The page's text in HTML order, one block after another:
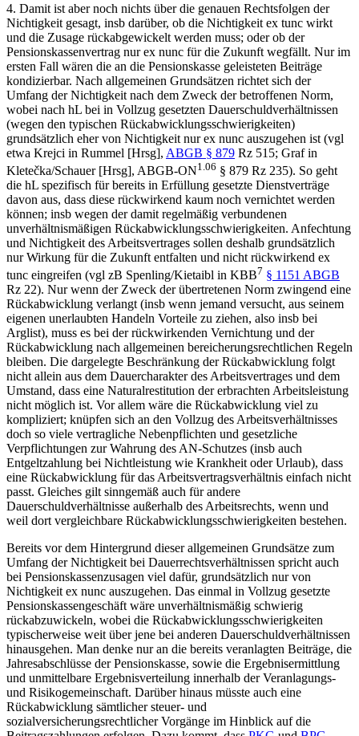
4. Damit ist aber noch nichts über die genauen Rechtsfolgen der
Nichtigkeit gesagt, insb darüber, ob die Nichtigkeit ex tunc wirkt
und die Zusage rückabgewickelt werden muss; oder ob der
Pensionskassenvertrag nur ex nunc für die Zukunft wegfällt. Nur im
ersten Fall wären die an die Pensionskasse geleisteten Beiträge
kondizierbar. Nach allgemeinen Grundsätzen richtet sich der
Umfang der Nichtigkeit nach dem Zweck der betroffenen Norm,
wobei nach hL bei in Vollzug gesetzten Dauerschuldverhältnissen
(wegen den typischen Rückabwicklungsschwierigkeiten)
grundsätzlich eher von Nichtigkeit nur ex nunc auszugehen ist (vgl
etwa Krejci in Rummel [Hrsg], ABGB § 879 Rz 515; Grafin
Kletečka/Schauer[Hrsg], ABGB-ON1.06 § 879 Rz 235). So geht
die hL spezifisch für bereits in Erfüllung gesetzte Dienstverträge
davon aus, dass diese rückwirkend kaum noch vernichtet werden
können; insb wegen der damit regelmäßig verbundenen
unverhältnismäßigen Rückabwicklungsschwierigkeiten. Anfechtung
und Nichtigkeit des Arbeitsvertrages sollen deshalb grundsätzlich
nur Wirkung für die Zukunft entfalten und nicht rückwirkend ex
tunc eingreifen (vgl zB Spenling/Kietaibl in KBB7 § 1151 ABGB
Rz 22). Nur wenn der Zweck der übertretenen Norm zwingend eine
Rückabwicklung verlangt (insb wenn jemand versucht, aus seinem
eigenen unerlaubten Handeln Vorteile zu ziehen, also insb bei
Arglist), muss es bei der rückwirkenden Vernichtung und der
Rückabwicklung nach allgemeinen bereicherungsrechtlichen Regeln
bleiben. Die dargelegte Beschränkung der Rückabwicklung folgt
nicht allein aus dem Dauercharakter des Arbeitsvertrages und dem
Umstand, dass eine Naturalrestitution der erbrachten Arbeitsleistung
nicht möglich ist. Vor allem wäre die Rückabwicklung viel zu
kompliziert; knüpfen sich an den Vollzug des Arbeitsverhältnisses
doch so viele vertragliche Nebenpflichten und gesetzliche
Verpflichtungen zur Wahrung des AN-Schutzes (insb auch
Entgeltzahlung bei Nichtleistung wie Krankheit oder Urlaub), dass
eine Rückabwicklung für das Arbeitsvertragsverhältnis einfach nicht
passt. Gleiches gilt sinngemäß auch für andere
Dauerschuldverhältnisse außerhalb des Arbeitsrechts, wenn und
weil dort vergleichbare Rückabwicklungsschwierigkeiten bestehen.
Bereits vor dem Hintergrund dieser allgemeinen Grundsätze zum
Umfang der Nichtigkeit bei Dauerrechtsverhältnissen spricht auch
bei Pensionskassenzusagen viel dafür, grundsätzlich nur von
Nichtigkeit ex nunc auszugehen. Das einmal in Vollzug gesetzte
Pensionskassengeschäft wäre unverhältnismäßig schwierig
rückabzuwickeln, wobei die Rückabwicklungsschwierigkeiten
typischerweise weit über jene bei anderen Dauerschuldverhältnissen
hinausgehen. Man denke nur an die bereits veranlagten Beiträge, die
Jahresabschlüsse der Pensionskasse, sowie die Ergebnisermittlung
und unmittelbare Ergebnisverteilung innerhalb der Veranlagungs-
und Risikogemeinschaft. Darüber hinaus müsste auch eine
Rückabwicklung sämtlicher steuer- und
sozialversicherungsrechtlicher Vorgänge im Hinblick auf die